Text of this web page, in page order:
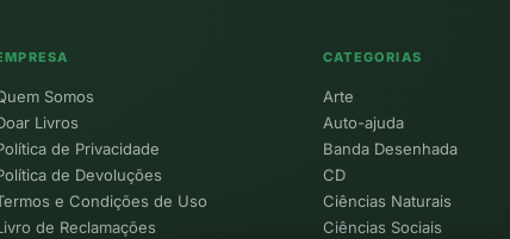
Somos
Livros
de Privacidade
de Devoluções
e Condições de Uso
de Reclamações
CATEGORIAS
Arte
Auto-ajuda
Banda Desenhada
CD
Ciências Naturais
Ciências Sociais